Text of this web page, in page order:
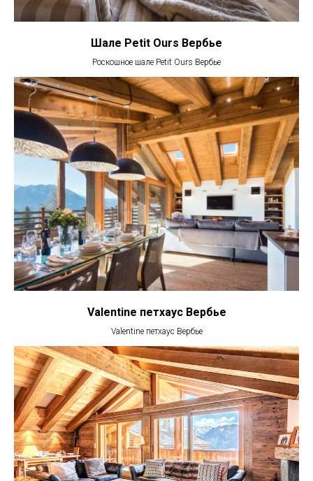
Шале Petit Ours Вербье
Роскошное шале Petit Ours Вербье
Valentine петхаус Вербье
Valentine петхаус Вербье